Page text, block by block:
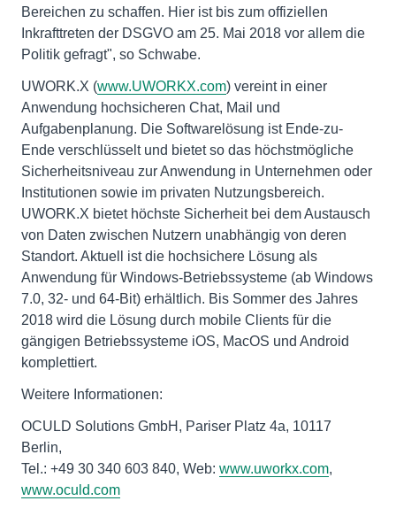
Bereichen zu schaffen. Hier ist bis zum offiziellen
Inkrafttreten der DSGVO am 25. Mai 2018 vor allem die
Politik gefragt", so Schwabe.
UWORK.X (www.UWORKX.com) vereint in einer
Anwendung hochsicheren Chat, Mail und
Aufgabenplanung. Die Softwarelösung ist Ende-zu-
Ende verschlüsselt und bietet so das höchstmögliche
Sicherheitsniveau zur Anwendung in Unternehmen oder
Institutionen sowie im privaten Nutzungsbereich.
UWORK.X bietet höchste Sicherheit bei dem Austausch
von Daten zwischen Nutzern unabhängig von deren
Standort. Aktuell ist die hochsichere Lösung als
Anwendung für Windows-Betriebssysteme (ab Windows
7.0, 32- und 64-Bit) erhältlich. Bis Sommer des Jahres
2018 wird die Lösung durch mobile Clients für die
gängigen Betriebssysteme iOS, MacOS und Android
komplettiert.
Weitere Informationen:
OCULD Solutions GmbH, Pariser Platz 4a, 10117
Berlin,
Tel.: +49 30 340 603 840, Web: www.uworkx.com,
www.oculd.com